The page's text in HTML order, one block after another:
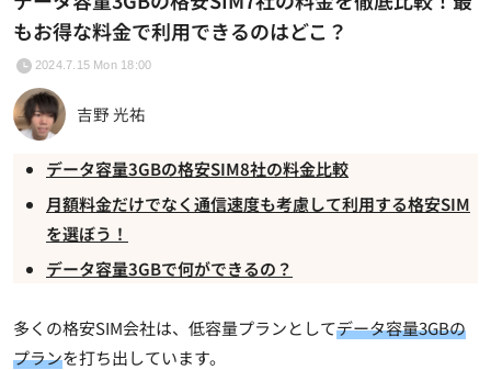
もお得な料金で利用できるのはどこ？
2024.7.15 Mon 18:00
吉野 光祐
データ容量3GBの格安SIM8社の料金比較
月額料金だけでなく通信速度も考慮して利用する格安SIM
を選ぼう！
データ容量3GBで何ができるの？
多くの格安SIM会社は、低容量プランとしてデータ容量3GBの
プランを打ち出しています。